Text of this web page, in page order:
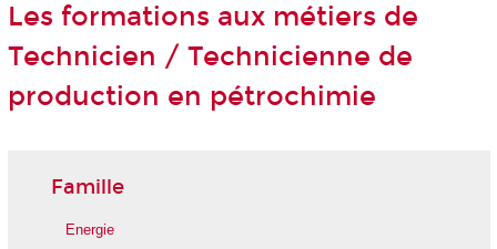
Les formations aux métiers de
Technicien / Technicienne de
production en pétrochimie
Famille
Energie